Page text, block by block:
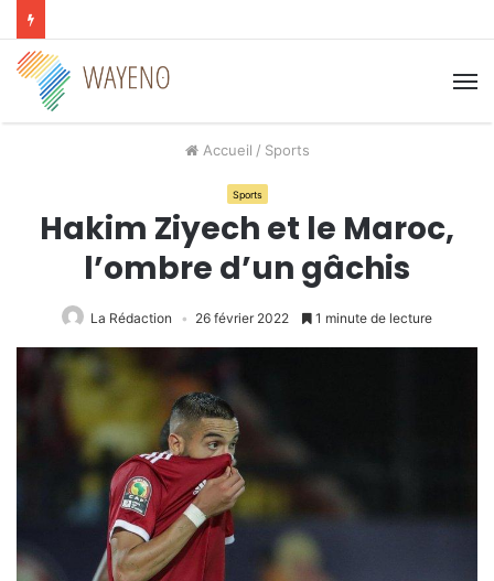
Accueil / Sports
Sports
Hakim Ziyech et le Maroc,
l’ombre d’un gâchis
La Rédaction 26 février 2022 1 minute de lecture